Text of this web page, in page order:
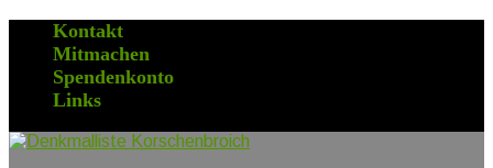
Kontakt
Mitmachen
Spendenkonto
Links